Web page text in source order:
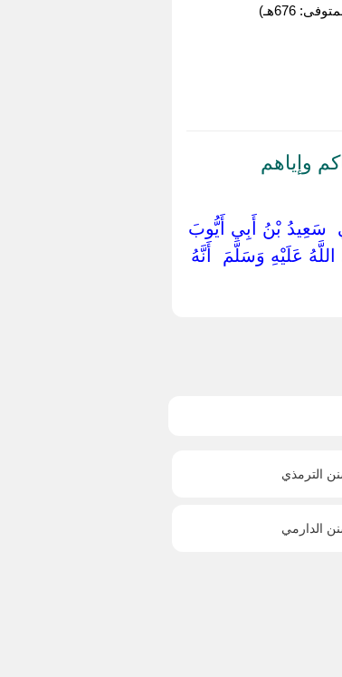
676هـ)
وإياهم
‏سَعِيدُ بْنُ أَبِي أَيُّوبَ
عَلَيْهِ وَسَلَّمَ ‏ ‏أَنَّهُ
الترمذي
الدارمي